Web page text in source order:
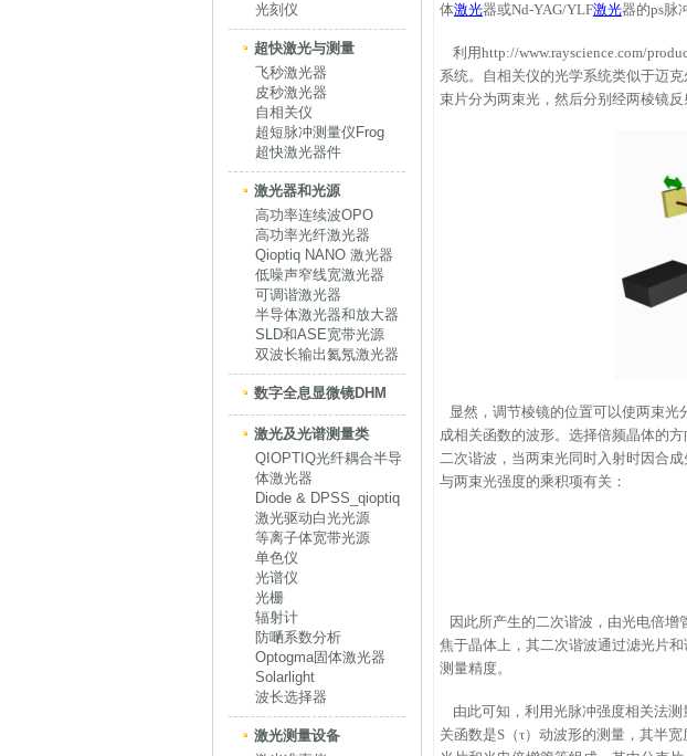
光刻仪
超快激光与测量
飞秒激光器
皮秒激光器
自相关仪
超短脉冲测量仪Frog
超快激光器件
激光器和光源
高功率连续波OPO
高功率光纤激光器
Qioptiq NANO 激光器
低噪声窄线宽激光器
可调谐激光器
半导体激光器和放大器
SLD和ASE宽带光源
双波长输出氦氖激光器
数字全息显微镜DHM
激光及光谱测量类
QIOPTIQ光纤耦合半导
体激光器
Diode & DPSS_qioptiq
激光驱动白光光源
等离子体宽带光源
单色仪
光谱仪
光栅
辐射计
防嗮系数分析
Optogma固体激光器
Solarlight
波长选择器
激光测量设备
体激光器或Nd-YAG/YLF激光器的ps脉
利用http://www.rayscience.com/
系统。自相关仪的光学系统类似于迈
束片分为两束光，然后分别经两棱镜
显然，调节棱镜的位置可以使两束光
成相关函数的波形。选择倍频晶体的
二次谐波，当两束光同时入射时因合
与两束光强度的乘积项有关：
因此所产生的二次谐波，由光电倍增
焦于晶体上，其二次谐波通过滤光片
测量精度。
由此可知，利用光脉冲强度相关法测
关函数是S（τ）动波形的测量，其半